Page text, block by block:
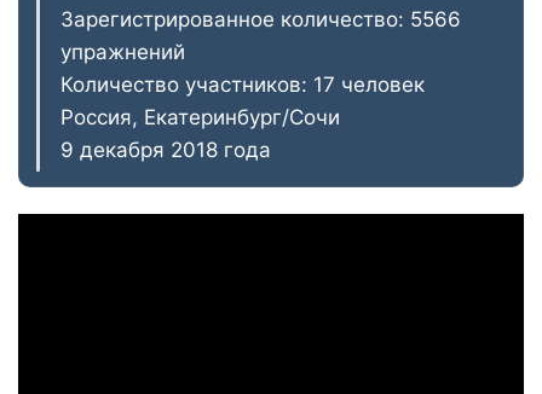
Зарегистрированное количество: 5566
упражнений
Количество участников: 17 человек
Россия, Екатеринбург/Сочи
9 декабря 2018 года